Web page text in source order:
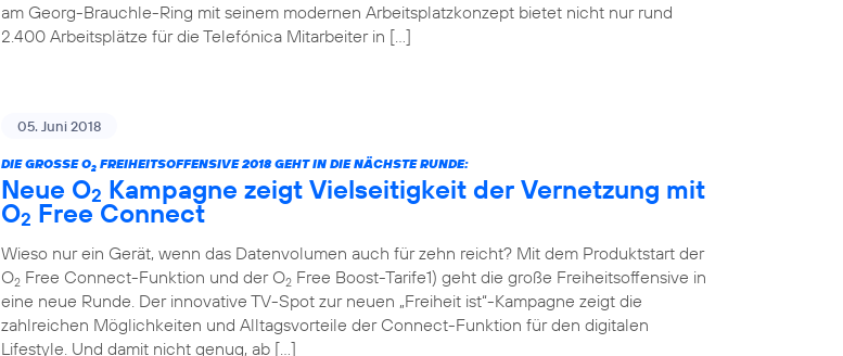
am Georg-Brauchle-Ring mit seinem modernen Arbeitsplatzkonzept bietet nicht nur rund
2.400 Arbeitsplätze für die Telefónica Mitarbeiter in […]
05. Juni 2018
DIE GROSSE O 2 FREIHEITSOFFENSIVE 2018 GEHT IN DIE NÄCHSTE RUNDE:
Neue O2 Kampagne zeigt Vielseitigkeit der Vernetzung mit
O2 Free Connect
Wieso nur ein Gerät, wenn das Datenvolumen auch für zehn reicht? Mit dem Produktstart der
O2 Free Connect-Funktion und der O2 Free Boost-Tarife1) geht die große Freiheitsoffensive in
eine neue Runde. Der innovative TV-Spot zur neuen „Freiheit ist“-Kampagne zeigt die
zahlreichen Möglichkeiten und Alltagsvorteile der Connect-Funktion für den digitalen
Lifestyle. Und damit nicht genug, ab […]